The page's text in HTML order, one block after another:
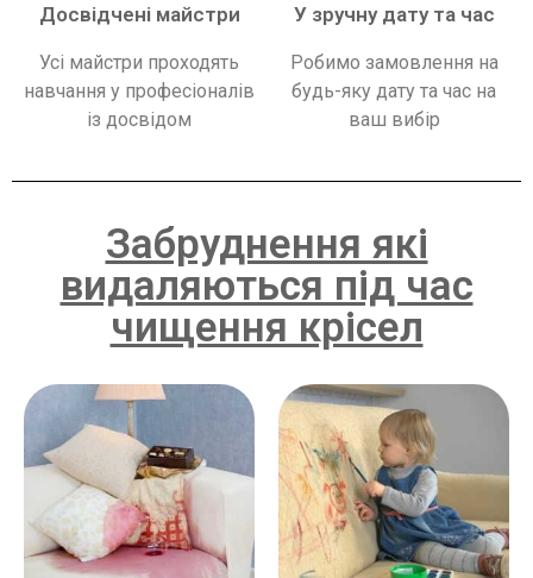
Досвідчені майстри
Усі майстри проходять
навчання у професіоналів
із досвідом
У зручну дату та час
Робимо замовлення на
будь-яку дату та час на
ваш вибір
Забруднення які
видаляються під час
чищення крісел